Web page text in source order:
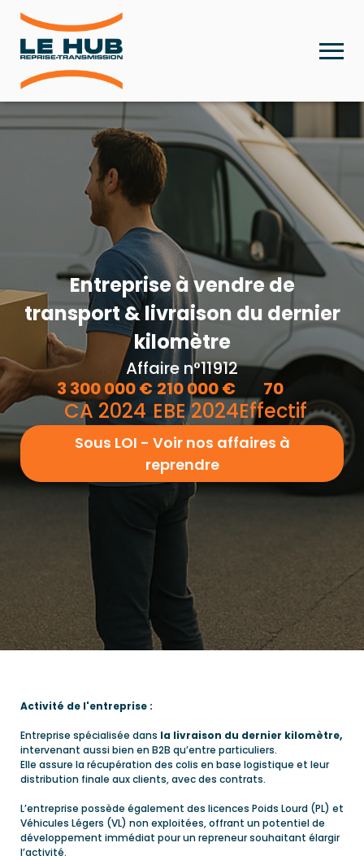
Entreprise à vendre de
transport & livraison du dernier
kilomètre
Affaire n°11912
3 300 000€
CA 2024
210 000€
EBE 2024
70
Effectif
Sous LOI - Voir nos affaires à
reprendre
Activité de l'entreprise :
Entreprise spécialisée dans la livraison du dernier kilomètre,
intervenant aussi bien en B2B qu’entre particuliers.
Elle assure la récupération des colis en base logistique et leur
distribution finale aux clients, avec des contrats.
L’entreprise possède également des licences Poids Lourd (PL) et
Véhicules Légers (VL) non exploitées, offrant un potentiel de
développement immédiat pour un repreneur souhaitant élargir
l’activité.